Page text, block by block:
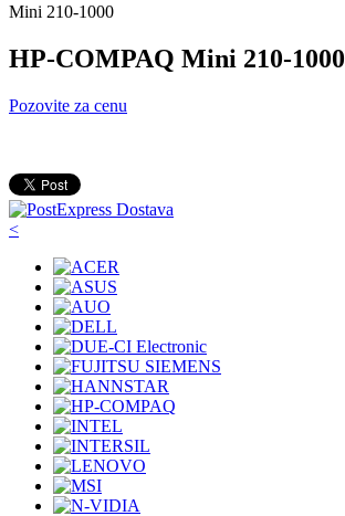
Mini 210-1000
HP-COMPAQ Mini 210-1000
Pozovite za cenu
<